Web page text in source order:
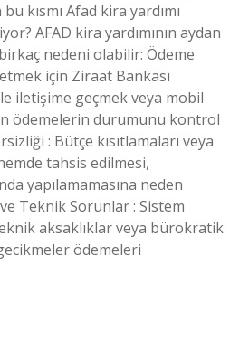
kısmı Afad kira yardımı
AFAD kira yardımının aydan
nedeni olabilir: Ödeme
için Ziraat Bankası
iletişime geçmek veya mobil
ödemelerin durumunu kontrol
: Bütçe kısıtlamaları veya
tahsis edilmesi,
yapılamamasına neden
Teknik Sorunlar : Sistem
aksaklıklar veya bürokratik
ödemeleri